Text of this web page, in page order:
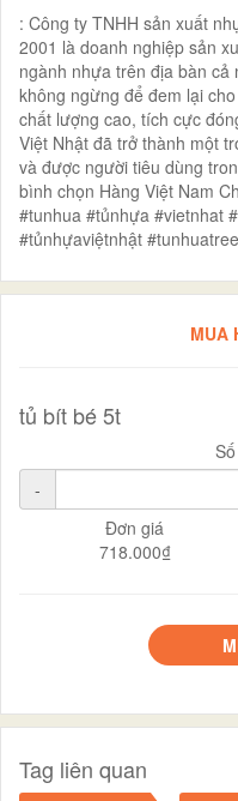
: Công ty TNHH sản xuất
2001 là doanh nghiệp sản
ngành nhựa trên địa bàn
không ngừng để đem lại
chất lượng cao, tích cực
Việt Nhật đã trở thành một
và được người tiêu dùng
bình chọn Hàng Việt Nam
#tunhua #tủnhựa #vietnhat
#tủnhựaviệtnhật
MUA
tủ bít bé 5t
-
Đơn giá
718.000₫
Tag liên quan